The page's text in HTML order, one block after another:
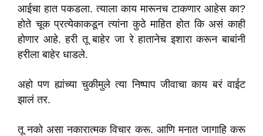
आईचा हात पकडला. त्याला काय मारूनच टाकणार आहेस का?
होते चूक प्रत्येकाकडून त्यांना कुठे माहित होत कि असं काही
होणार आहे. हरी तू बाहेर जा रे हातानेच इशारा करून बाबांनी
हरीला बाहेर धाडले.
अहो पण ह्यांच्या चुकीमुले त्या निष्पाप जीवाचा काय बरं वाईट
झालं तर.
तू नको असा नकारात्मक विचार करू. आणि मनात जागाहि करू